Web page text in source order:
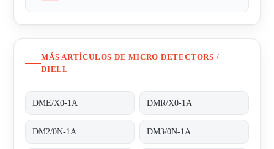
MÁS ARTÍCULOS DE MICRO DETECTORS /
DIELL
DME/X0-1A DMR/X0-1A
DM2/0N-1A DM3/0N-1A